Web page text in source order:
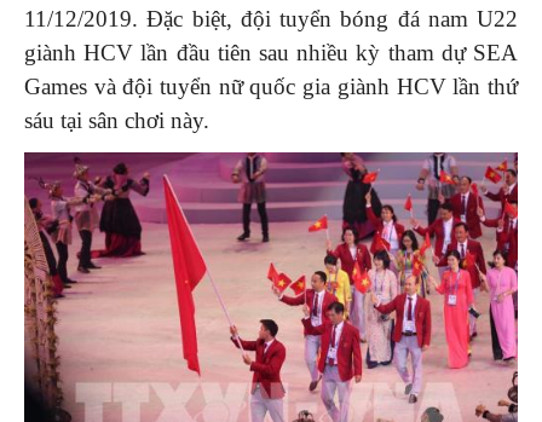
11/12/2019. Đặc biệt, đội tuyển bóng đá nam U22
giành HCV lần đầu tiên sau nhiều kỳ tham dự SEA
Games và đội tuyển nữ quốc gia giành HCV lần thứ
sáu tại sân chơi này.